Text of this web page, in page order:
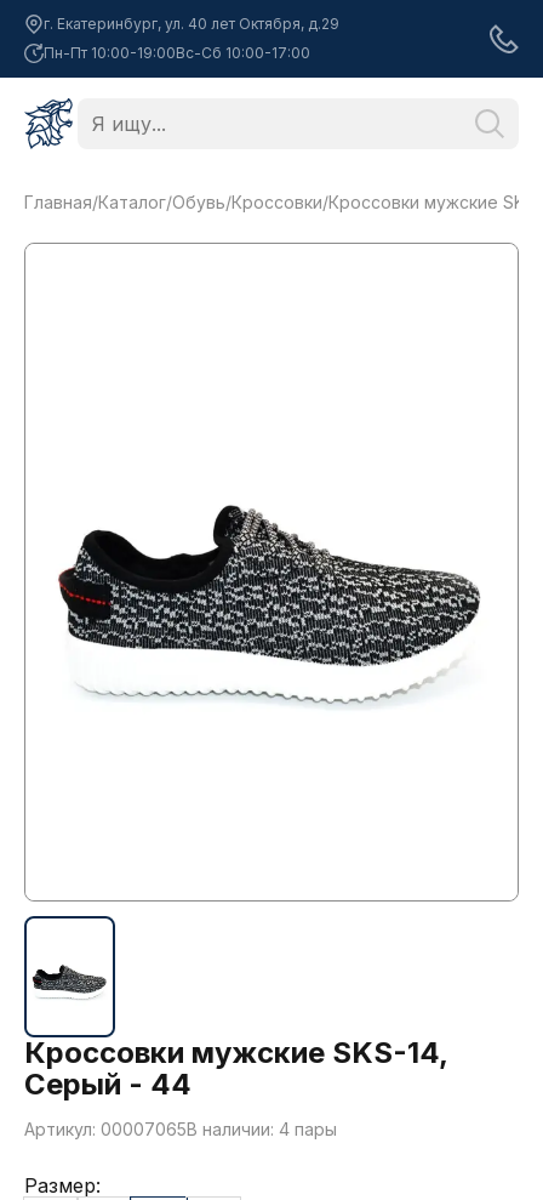
г. Екатеринбург, ул. 40 лет Октября, д.29
Пн-Пт 10:00-19:00Вс-Сб 10:00-17:00
Главная/Каталог/Обувь/Кроссовки/Кроссовки мужские
Кроссовки мужские SKS-14,
Серый - 44
Артикул: 00007065В наличии: 4 пары
Размер: